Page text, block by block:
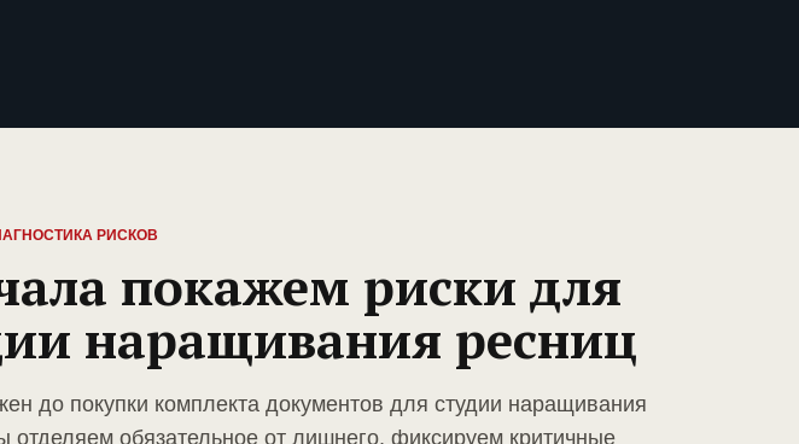
РИСКОВ
покажем риски для
наращивания ресниц
до покупки комплекта документов для студии наращивания
отделяем обязательное от лишнего, фиксируем критичные